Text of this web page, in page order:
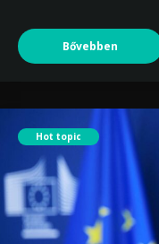
Bővebben
Hot topic